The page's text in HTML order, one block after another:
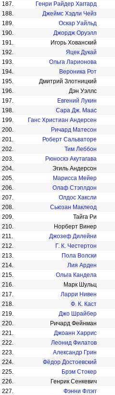
187.
Генри Райдер Хаггард
188.
Джеймс Хэдли Чейз
189.
Оскар Уайльд
190.
Джордж Оруэлл
191.
Игорь Хованский
192.
Яцек Дукай
193.
Ольга Ларионова
194.
Вероника Рот
195.
Дмитрий Злотницкий
196.
Дэн Уэллс
197.
Евгений Лукин
198.
Сара Дж. Маас
199.
Ганс Христиан Андерсен
200.
Ричард Матесон
201.
Роберт Сальваторе
202.
Тим Леббон
203.
Рюноскэ Акутагава
204.
Эгиль Андерсон
205.
Марисса Мейер
206.
Олаф Стэплдон
207.
Олдос Хаксли
208.
Сьюзан Маклеод
209.
Тайга Ри
210.
Норберт Винер
211.
Джозеф Дилейни
212.
Г. К. Честертон
213.
Пола Волски
214.
Лия Арден
215.
Ольга Кандела
216.
Марк Шульц
217.
Ларри Нивен
218.
Ф. К. Каст
219.
Джо Шрайбер
220.
Ричард Фейнман
221.
Джоанн Харрис
222.
Леонид Филатов
223.
Александр Грин
224.
Фёдор Достоевский
225.
Брэм Стокер
226.
Генрик Сенкевич
227.
Фэнни Флэгг